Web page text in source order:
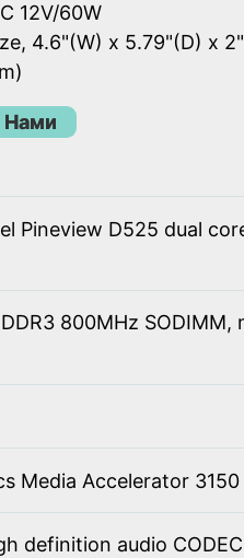
12V/60W
4.6"(W) x 5.79"(D) x
Нами
Pineview D525 dual
800MHz SODIMM,
Media Accelerator 3150
definition audio CODEC